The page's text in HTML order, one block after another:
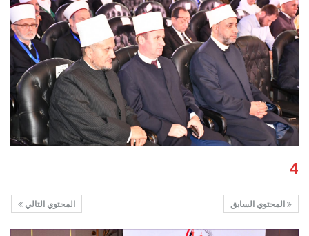
4
المحتوي التالي المحتوي السابق